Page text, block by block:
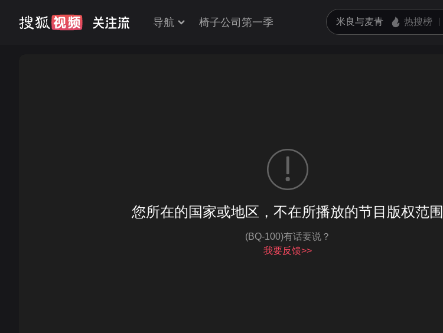
导航 椅子公司第一季
您所在的国家或地区，不在所播放的节目版权范围
(BQ-100)有话要说？
我要反馈>>
亮度